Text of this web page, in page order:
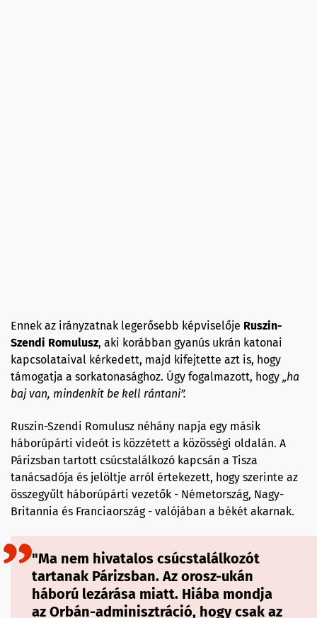
Ennek az irányzatnak legerősebb képviselője Ruszin-
Szendi Romulusz, aki korábban gyanús ukrán katonai
kapcsolataival kérkedett, majd kifejtette azt is, hogy
támogatja a sorkatonasághoz. Úgy fogalmazott, hogy „ha
baj van, mindenkit be kell rántani”.
Ruszin-Szendi Romulusz néhány napja egy másik
háborúpárti videót is közzétett a közösségi oldalán. A
Párizsban tartott csúcstalálkozó kapcsán a Tisza
tanácsadója és jelöltje arról értekezett, hogy szerinte az
összegyűlt háborúpárti vezetők - Németország, Nagy-
Britannia és Franciaország - valójában a békét akarnak.
"Ma nem hivatalos csúcstalálkozót
tartanak Párizsban. Az orosz-ukán
háború lezárása miatt. Hiába mondja
az Orbán-adminisztráció, hogy csak az